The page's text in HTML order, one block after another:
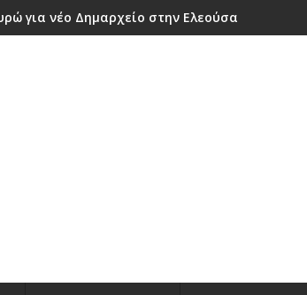
για νέο Δημαρχείο στην Ελεούσα